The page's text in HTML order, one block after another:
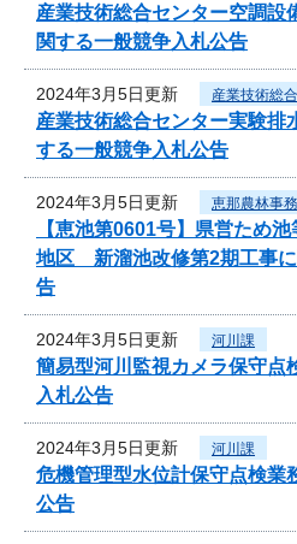
産業技術総合センター空調設
関する一般競争入札公告
2024年3月5日更新 産業技術総
産業技術総合センター実験排
する一般競争入札公告
2024年3月5日更新 恵那農林事
【恵池第0601号】県営ため
地区 新溜池改修第2期工事
告
2024年3月5日更新 河川課
簡易型河川監視カメラ保守点
入札公告
2024年3月5日更新 河川課
危機管理型水位計保守点検業
公告